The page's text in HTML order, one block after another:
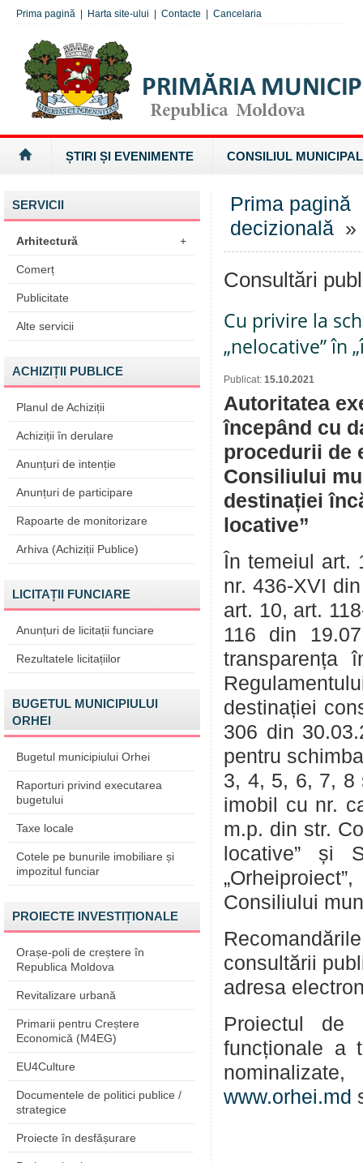
Prima pagină Harta site-ului Contacte Cancelaria
ȘTIRI ȘI EVENIMENTE CONSILIUL MUNICIPAL
SERVICII
Arhitectură +
Comerț
Publicitate
Alte servicii
ACHIZIȚII PUBLICE
Planul de Achiziții
Achiziții în derulare
Anunțuri de intenție
Anunțuri de participare
Rapoarte de monitorizare
Arhiva (Achiziții Publice)
LICITAȚII FUNCIARE
Anunțuri de licitații funciare
Rezultatele licitațiilor
BUGETUL MUNICIPIULUI
ORHEI
Bugetul municipiului Orhei
Raporturi privind executarea
bugetului
Taxe locale
Cotele pe bunurile imobiliare și
impozitul funciar
PROIECTE INVESTIȚIONALE
Orașe-poli de creștere în
Republica Moldova
Revitalizare urbană
Primarii pentru Creștere
Economică (M4EG)
EU4Culture
Documentele de politici publice /
strategice
Proiecte în desfășurare
Prima pagină
decizională »
Consultări
Cu privire la
„nelocative” în
Publicat: 15.10.2021
Autoritatea
începând cu
procedurii de
Consiliului
destinației
locative”
În temeiul art.
nr. 436-XVI
art. 10, art.
116 din
destinației
306 din
pentru
3, 4, 5, 6, 7, 8
imobil cu nr.
m.p. din str.
locative” și
Consiliului
consultării
adresa
Proiectul de
funcționale a
www.orhei.md